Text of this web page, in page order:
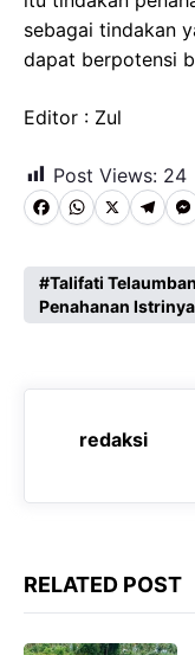
sebagai tindakan
dapat berpotensi
Editor : Zul
Post Views: 24
F
c
e
o
W
a
t
A
p
X T
l
e
r
a
s
s
n
r
Talifati
Penahanan Istrinya
redaksi
RELATED POST